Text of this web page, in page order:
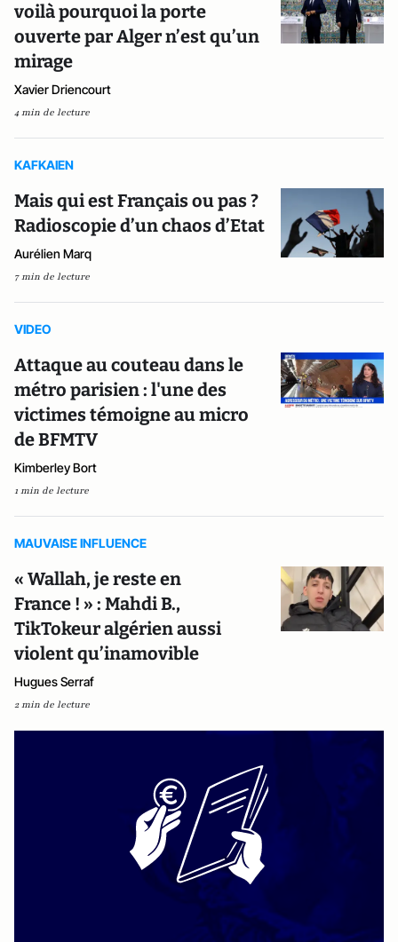
voilà pourquoi la porte
ouverte par Alger n’est qu’un
mirage
Xavier Driencourt
4 min de lecture
KAFKAIEN
Mais qui est Français ou pas ?
Radioscopie d’un chaos d’Etat
Aurélien Marq
7 min de lecture
VIDEO
Attaque au couteau dans le
métro parisien : l'une des
victimes témoigne au micro
de BFMTV
Kimberley Bort
1 min de lecture
MAUVAISE INFLUENCE
« Wallah, je reste en
France ! » : Mahdi B.,
TikTokeur algérien aussi
violent qu’inamovible
Hugues Serraf
2 min de lecture